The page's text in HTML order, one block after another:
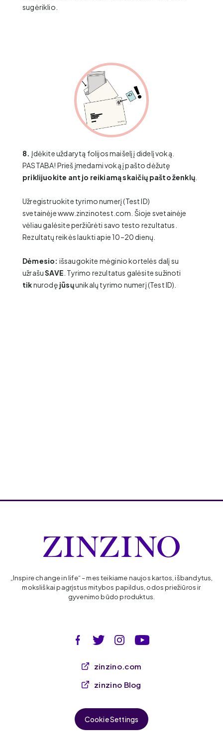
sugėriklio.
8. Įdėkite uždarytą folijos maišelį į didelį voką.
PASTABA! Prieš įmedami voką į pašto dėžutę
priklijuokite ant jo reikiamą skaičių pašto ženklų
Užregistruokite tyrimo numerį (Test ID)
svetainėjewww.zinzinotest.com . Šioje svetainėje
vėliau galėsite peržiūrėti savo testo rezultatus.
Rezultatų reikės laukti apie 10–20 dienų.
Dėmesio: išsaugokite mėginio kortelės dalį su
užrašuSAVE . Tyrimo rezultatus galėsite sužinoti
tiknurodę jūsųunikalų tyrimo numerį (Test ID).
„Inspire change in life“ – mes teikiame naujos kartos, išbandytus,
moksliškai pagrįstus mitybos papildus, odos priežiūros ir
gyvenimo būdo produktus.
zinzino.com
zinzino Blog
Cookie Settings